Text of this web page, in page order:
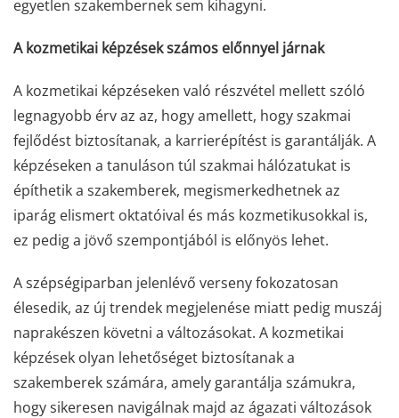
egyetlen szakembernek sem kihagyni.
A kozmetikai képzések számos előnnyel járnak
A kozmetikai képzéseken való részvétel mellett szóló
legnagyobb érv az az, hogy amellett, hogy szakmai
fejlődést biztosítanak, a karrierépítést is garantálják. A
képzéseken a tanuláson túl szakmai hálózatukat is
építhetik a szakemberek, megismerkedhetnek az
iparág elismert oktatóival és más kozmetikusokkal is,
ez pedig a jövő szempontjából is előnyös lehet.
A szépségiparban jelenlévő verseny fokozatosan
élesedik, az új trendek megjelenése miatt pedig muszáj
naprakészen követni a változásokat. A kozmetikai
képzések olyan lehetőséget biztosítanak a
szakemberek számára, amely garantálja számukra,
hogy sikeresen navigálnak majd az ágazati változások